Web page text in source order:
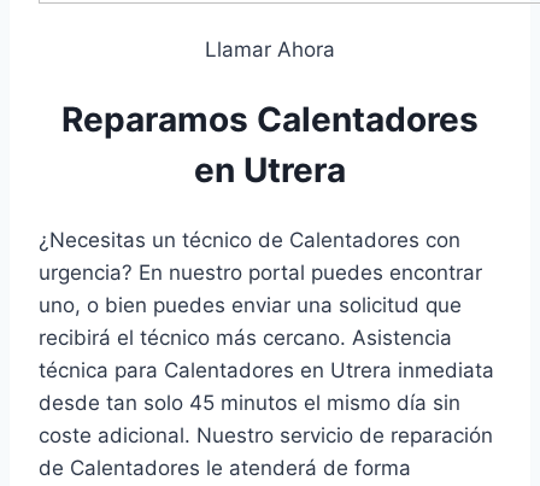
Llamar Ahora
Reparamos Calentadores
en Utrera
¿Necesitas un técnico de Calentadores con
urgencia? En nuestro portal puedes encontrar
uno, o bien puedes enviar una solicitud que
recibirá el técnico más cercano. Asistencia
técnica para Calentadores en Utrera inmediata
desde tan solo 45 minutos el mismo día sin
coste adicional. Nuestro servicio de reparación
de Calentadores le atenderá de forma